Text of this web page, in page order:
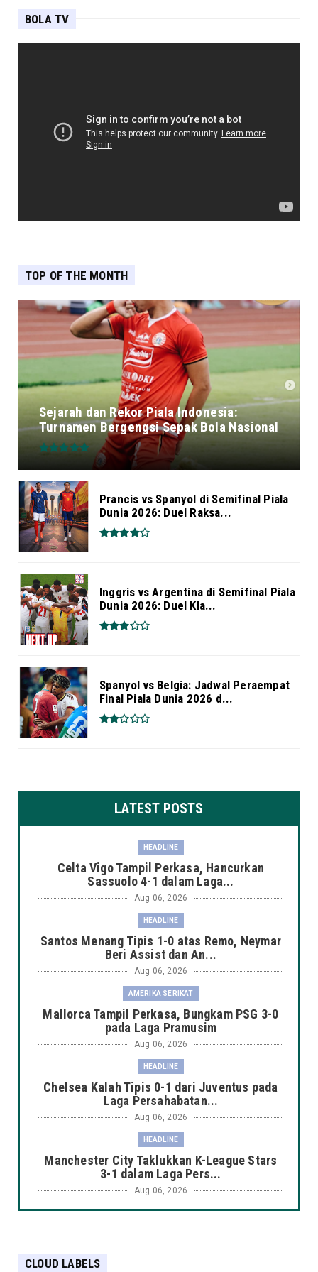
BOLA TV
TOP OF THE MONTH
Sejarah dan Rekor Piala Indonesia:
Turnamen Bergengsi Sepak Bola Nasional
Prancis vs Spanyol di Semifinal Piala
Dunia 2026: Duel Raksa...
Inggris vs Argentina di Semifinal Piala
Dunia 2026: Duel Kla...
Spanyol vs Belgia: Jadwal Peraempat
Final Piala Dunia 2026 d...
LATEST POSTS
HEADLINE
Celta Vigo Tampil Perkasa, Hancurkan
Sassuolo 4-1 dalam Laga...
Aug 06, 2026
HEADLINE
Santos Menang Tipis 1-0 atas Remo, Neymar
Beri Assist dan An...
Aug 06, 2026
AMERIKA SERIKAT
Mallorca Tampil Perkasa, Bungkam PSG 3-0
pada Laga Pramusim
Aug 06, 2026
HEADLINE
Chelsea Kalah Tipis 0-1 dari Juventus pada
Laga Persahabatan...
Aug 06, 2026
HEADLINE
Manchester City Taklukkan K-League Stars
3-1 dalam Laga Pers...
Aug 06, 2026
HEADLINE
CLOUD LABELS